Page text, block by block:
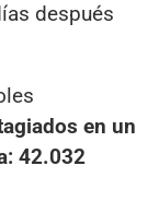
después
en un
42.032